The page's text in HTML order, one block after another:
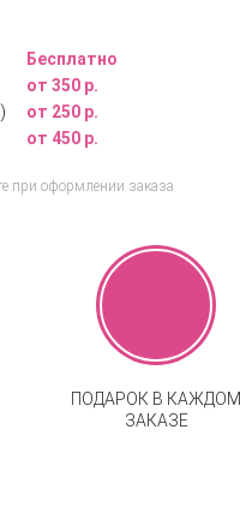
Бесплатно
от 350 р.
от 250 р.
от 450 р.
при оформлении заказа
ПОДАРОК В КАЖДОМ
ЗАКАЗЕ